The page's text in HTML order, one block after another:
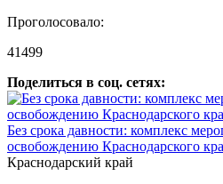
Проголосовало:
41499
Поделиться в соц. сетях:
Без срока давности: комплекс
освобождению Краснодарского
Краснодарский край